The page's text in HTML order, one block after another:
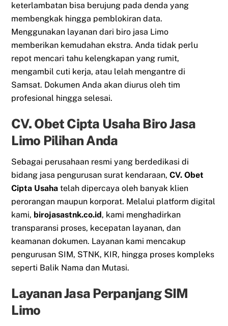
keterlambatan bisa berujung pada denda yang
membengkak hingga pemblokiran data.
Menggunakan layanan dari biro jasa Limo
memberikan kemudahan ekstra. Anda tidak perlu
repot mencari tahu kelengkapan yang rumit,
mengambil cuti kerja, atau lelah mengantre di
Samsat. Dokumen Anda akan diurus oleh tim
profesional hingga selesai.
CV. Obet Cipta Usaha Biro Jasa
Limo Pilihan Anda
Sebagai perusahaan resmi yang berdedikasi di
bidang jasa pengurusan surat kendaraan,CV. Obet
Cipta Usaha telah dipercaya oleh banyak klien
perorangan maupun korporat. Melalui platform digital
kami, birojasastnk.co.id, kami menghadirkan
transparansi proses, kecepatan layanan, dan
keamanan dokumen. Layanan kami mencakup
pengurusan SIM, STNK, KIR, hingga proses kompleks
seperti Balik Nama dan Mutasi.
Layanan Jasa Perpanjang SIM
Limo